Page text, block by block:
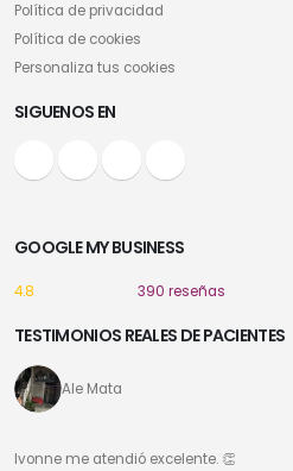
Política de privacidad
Política de cookies
Personaliza tus cookies
SIGUENOS EN
GOOGLE MY BUSINESS
4.8 390 reseñas
TESTIMONIOS REALES DE PACIENTES
Ale Mata
Ivonne me atendió excelente. 👏